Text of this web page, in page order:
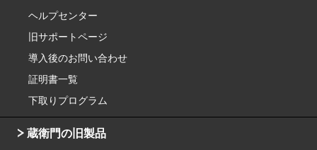
ヘルプセンター
旧サポートページ
導入後のお問い合わせ
証明書一覧
下取りプログラム
蔵衛門の旧製品